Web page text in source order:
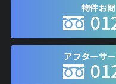
物件お
アフターサ